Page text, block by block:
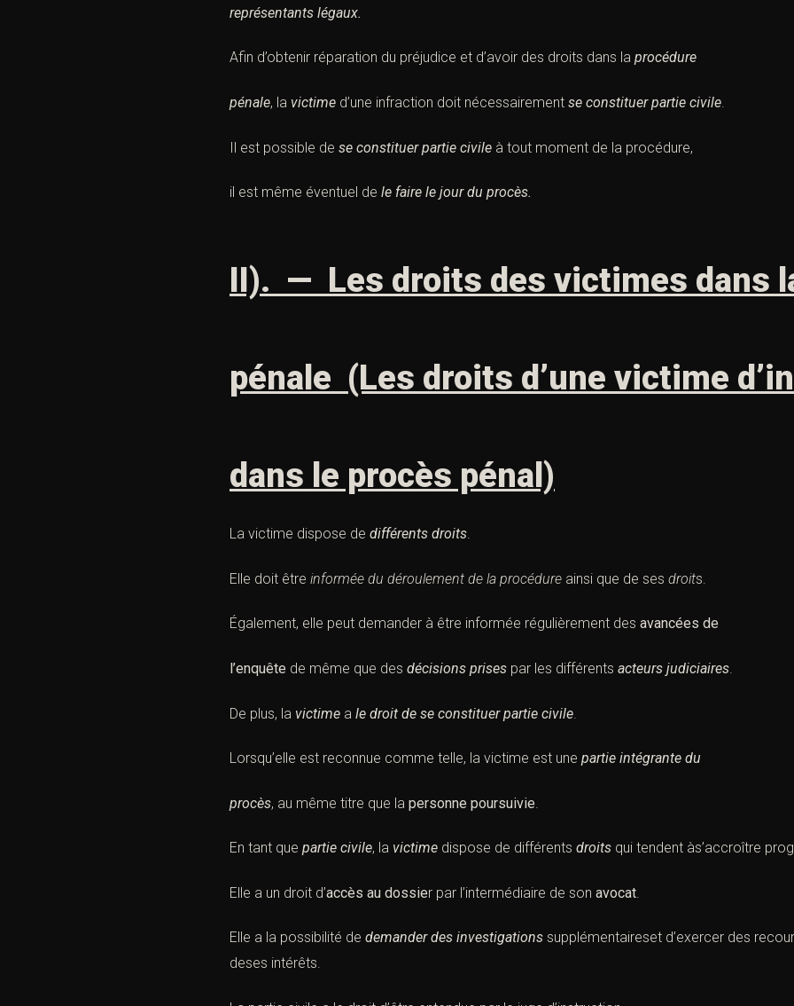
représentants légaux.
Afin d’obtenir réparation du préjudice et d’avoir des droits dans la procédure
pénale, la victime d’une infraction doit nécessairement se constituer partie civile.
Il est possible de se constituer partie civile à tout moment de la procédure,
il est même éventuel de le faire le jour du procès.
II). — Les droits des victimes dans
pénale (Les droits d’une victime
dans le procès pénal)
La victime dispose de différents droits.
Elle doit être informée du déroulement de la procédure ainsi que de ses droits.
Également, elle peut demander à être informée régulièrement des avancées de
l’enquête de même que des décisions prises par les différents acteurs judiciaires.
De plus, la victime a le droit de se constituer partie civile
Lorsqu’elle est reconnue comme telle, la victime est une partie intégrante du
procès, au même titre que la personne poursuivie
En tant que partie civile, la victime dispose de différents droits qui tendent às’accroître
Elle a un droit d’accès au dossier par l’intermédiaire de son avocat.
Elle a la possibilité de demander des investigations supplémentaireset d’exercer des
deses intérêts.